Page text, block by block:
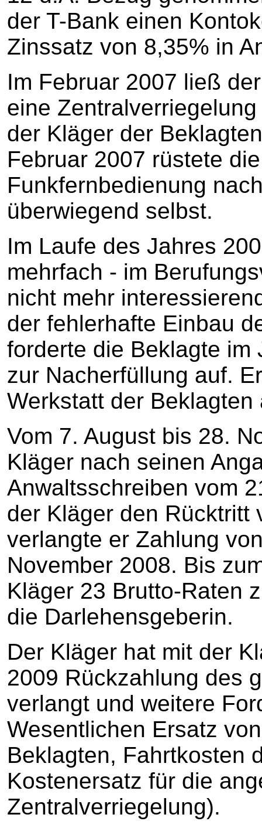
der T-Bank einen
Zinssatz von 8,35% in
Im Februar 2007 ließ
eine
der Kläger der
Februar 2007 rüstete
Funkfernbedienung
überwiegend selbst.
Im Laufe des Jahres
mehrfach - im
nicht mehr
der fehlerhafte Einbau
forderte die Beklagte im
zur Nacherfüllung auf.
Werkstatt der Beklagten
Vom 7. August bis 28.
Kläger nach seinen
Anwaltsschreiben vom
der Kläger den Rücktritt
verlangte er Zahlung
November 2008. Bis
Kläger 23 Brutto-Raten
die Darlehensgeberin.
Der Kläger hat mit der
2009 Rückzahlung des
verlangt und weitere
Wesentlichen Ersatz
Beklagten, Fahrtkosten
Kostenersatz für die
Zentralverriegelung).